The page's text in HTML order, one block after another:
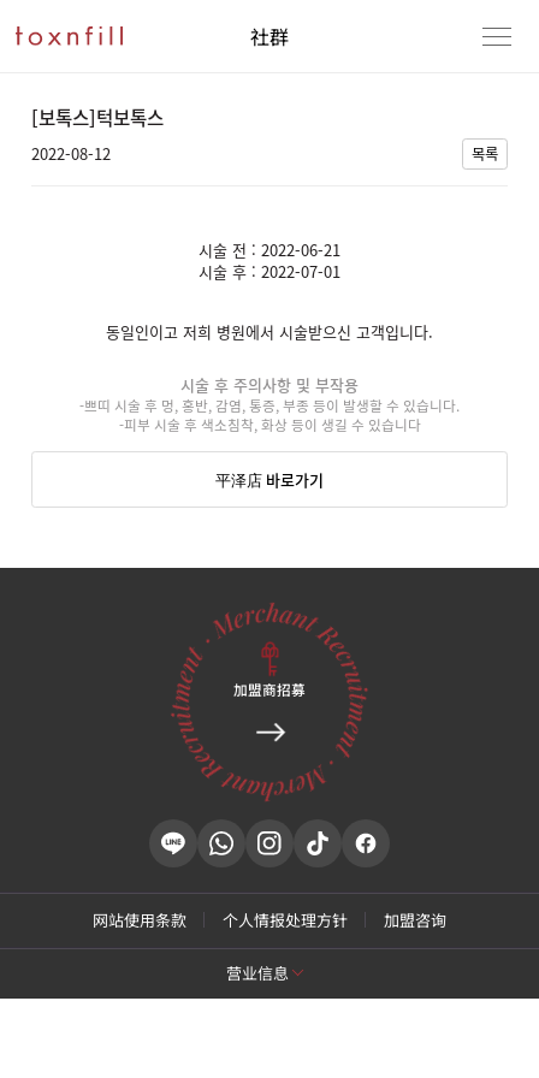
社群
[보톡스]턱보톡스
2022-08-12 목록
시술 전 : 2022-06-21
시술 후 : 2022-07-01
동일인이고 저희 병원에서 시술받으신 고객입니다.
시술 후 주의사항 및 부작용
-쁘띠 시술 후 멍, 홍반, 감염, 통증, 부종 등이 발생할 수 있습니다.
-피부 시술 후 색소침착, 화상 등이 생길 수 있습니다
平泽店 바로가기
加盟商招募
网站使用条款 个人情报处理方针 加盟咨询
营业信息